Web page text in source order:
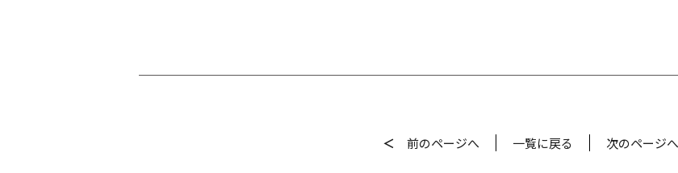
＜ 前のページへ 一覧に戻る 次のページへ